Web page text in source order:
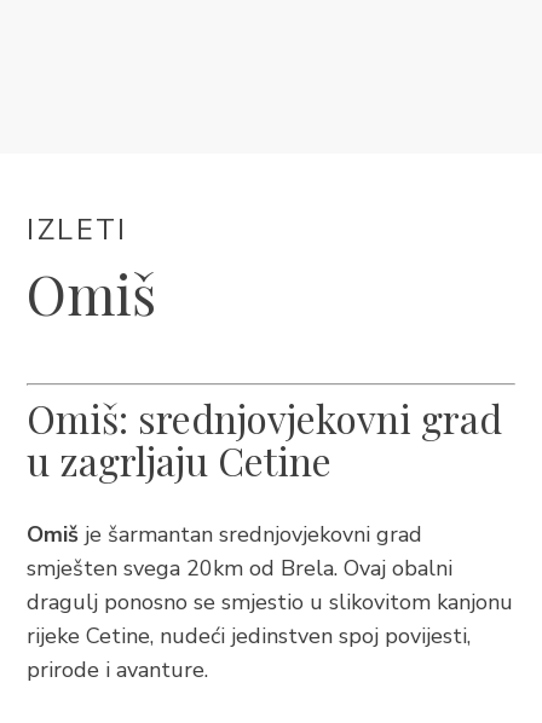
BRELA
Trg Alojzija Stepinca 10, 21322 Brela
+385 21 618 455
+385 21 618 337
IZLETI
Omiš
Omiš: srednjovjekovni grad
u zagrljaju Cetine
Omiš je šarmantan srednjovjekovni grad
smješten svega 20km od Brela. Ovaj obalni
dragulj ponosno se smjestio u slikovitom kanjonu
rijeke Cetine, nudeći jedinstven spoj povijesti,
prirode i avanture.